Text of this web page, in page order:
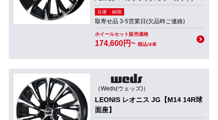
在庫・納期
取寄せ品 3-5営業日(欠品時ご連絡)
ホイールセット販売価格
174,600円~ 税込/4本
（Weds(ウェッズ)）
LEONIS レオニス JG【M14 14R球
面座】